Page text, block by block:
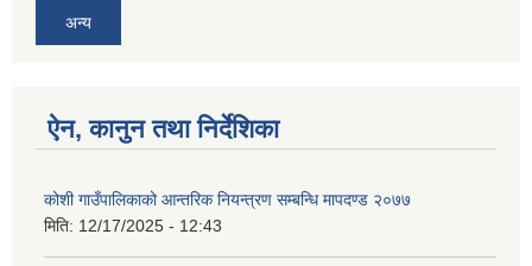
अन्य
ऐन, कानुन तथा निर्देशिका
कोशी गाउँपालिकाको आन्तरिक नियन्त्रण सम्बन्धि मापदण्ड २०७७
मिति: 12/17/2025 - 12:43